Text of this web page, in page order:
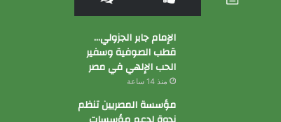
الإمام جابر الجزولي…
قطب الصوفية وسفير
الحب الإلهي في مصر
منذ 14 ساعة
مؤسسة المصريين تنظم